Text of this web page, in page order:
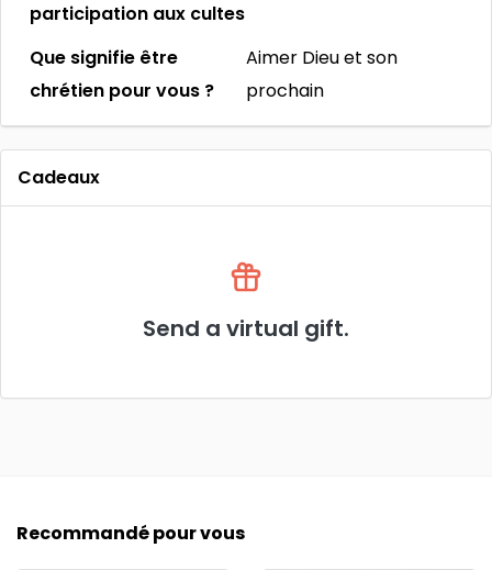
participation aux cultes
Que signifie être
chrétien pour vous ?
Aimer Dieu et son
prochain
Cadeaux
Send a virtual gift.
Recommandé pour vous